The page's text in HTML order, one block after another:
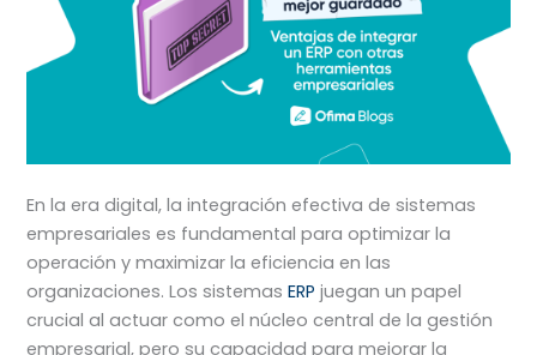
En la era digital, la integración efectiva de sistemas
empresariales es fundamental para optimizar la
operación y maximizar la eficiencia en las
organizaciones. Los sistemasERP juegan un papel
crucial al actuar como el núcleo central de la gestión
empresarial, pero su capacidad para mejorar la